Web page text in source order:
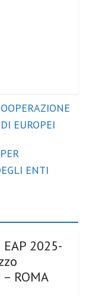
EUROPEI
ENTI
EAP 2025-
ROMA